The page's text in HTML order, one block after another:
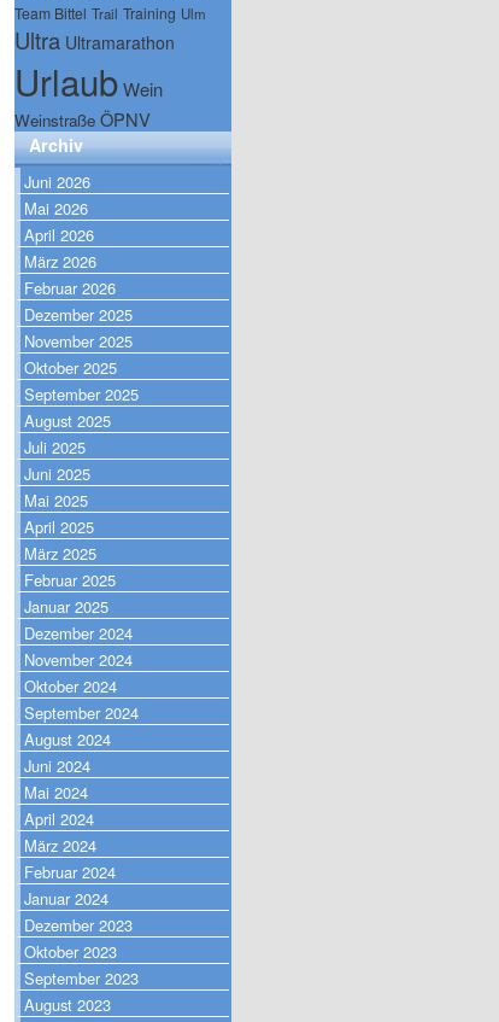
Team Bittel Trail Training Ulm
Ultra Ultramarathon
UrlaubWein
Weinstraße ÖPNV
Archiv
Juni 2026
Mai 2026
April 2026
März 2026
Februar 2026
Dezember 2025
November 2025
Oktober 2025
September 2025
August 2025
Juli 2025
Juni 2025
Mai 2025
April 2025
März 2025
Februar 2025
Januar 2025
Dezember 2024
November 2024
Oktober 2024
September 2024
August 2024
Juni 2024
Mai 2024
April 2024
März 2024
Februar 2024
Januar 2024
Dezember 2023
Oktober 2023
September 2023
August 2023